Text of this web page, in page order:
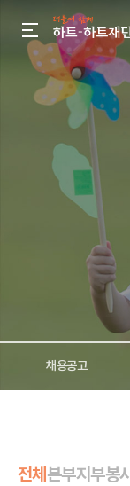
gnb menu open
인기 키워드
#정기후원 #하트
채용공고
전체본부지부봉